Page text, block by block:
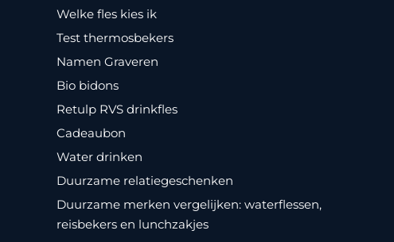
Welke fles kies ik
Test thermosbekers
Namen Graveren
Bio bidons
Retulp RVS drinkfles
Cadeaubon
Water drinken
Duurzame relatiegeschenken
Duurzame merken vergelijken: waterflessen,
reisbekers en lunchzakjes